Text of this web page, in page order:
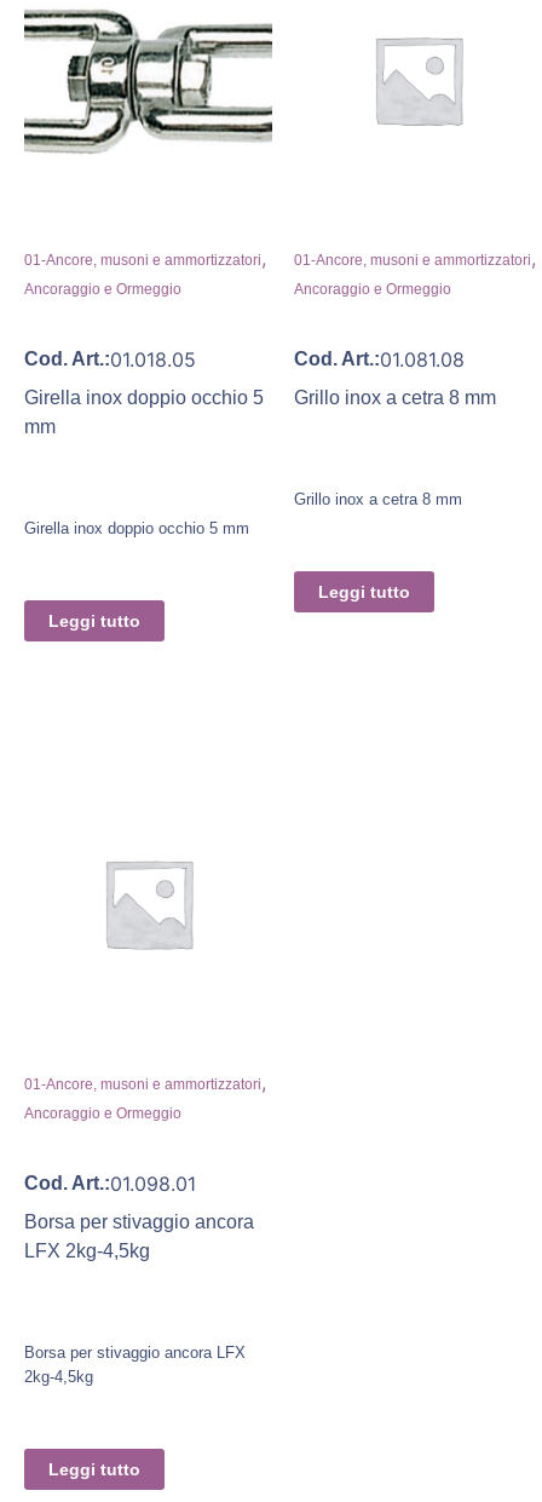
01-Ancore, musoni e ammortizzatori,
Ancoraggio e Ormeggio
Cod. Art.:01.018.05
Girella inox doppio occhio 5
mm
Girella inox doppio occhio 5 mm
Leggi tutto
01-Ancore, musoni e ammortizzatori,
Ancoraggio e Ormeggio
Cod. Art.:01.081.08
Grillo inox a cetra 8 mm
Grillo inox a cetra 8 mm
Leggi tutto
01-Ancore, musoni e ammortizzatori,
Ancoraggio e Ormeggio
Cod. Art.:01.098.01
Borsa per stivaggio ancora
LFX 2kg-4,5kg
Borsa per stivaggio ancora LFX
2kg-4,5kg
Leggi tutto